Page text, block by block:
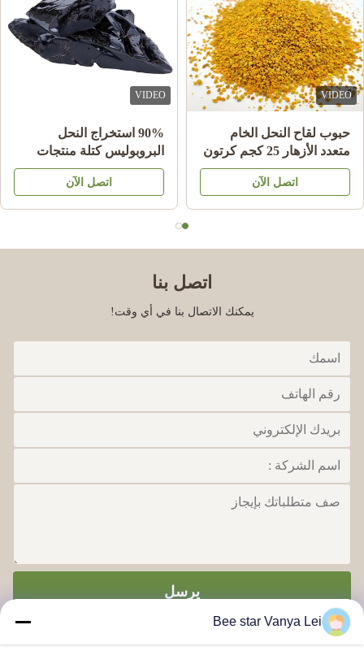
VIDEO
حبوب لقاح النحل الخام
متعدد الأزهار 25 كجم كرتون
مكمل غذائي
اتصل الآن
VIDEO
90% استخراج النحل
البروبوليس كتلة منتجات
النحل للرعاية الصحية من
النحل نجماتصل الآن
اتصل بنا
يمكنك الاتصال بنا في أي وقت!
يرسل
Bee star Vanya Lei